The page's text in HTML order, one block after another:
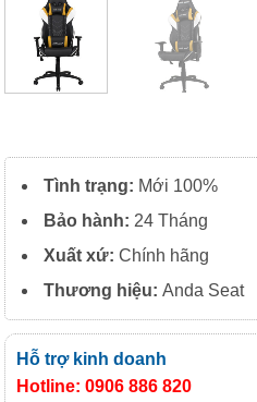
Tình trạng: Mới 100%
Bảo hành: 24 Tháng
Xuất xứ: Chính hãng
Thương hiệu: Anda Seat
Hỗ trợ kinh doanh
Hotline: 0906 886 820